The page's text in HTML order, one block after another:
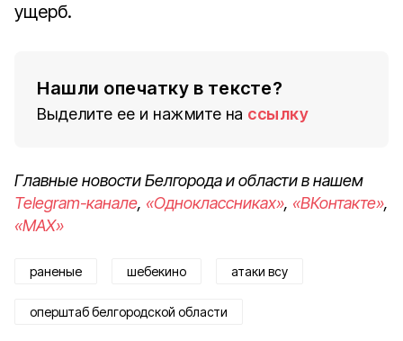
ущерб.
Нашли опечатку в тексте?
Выделите ее и нажмите на ссылку
Главные новости Белгорода и области в нашем
Telegram-канале, «Одноклассниках», «ВКонтакте»,
«MAX»
раненые шебекино атаки всу
оперштаб белгородской области